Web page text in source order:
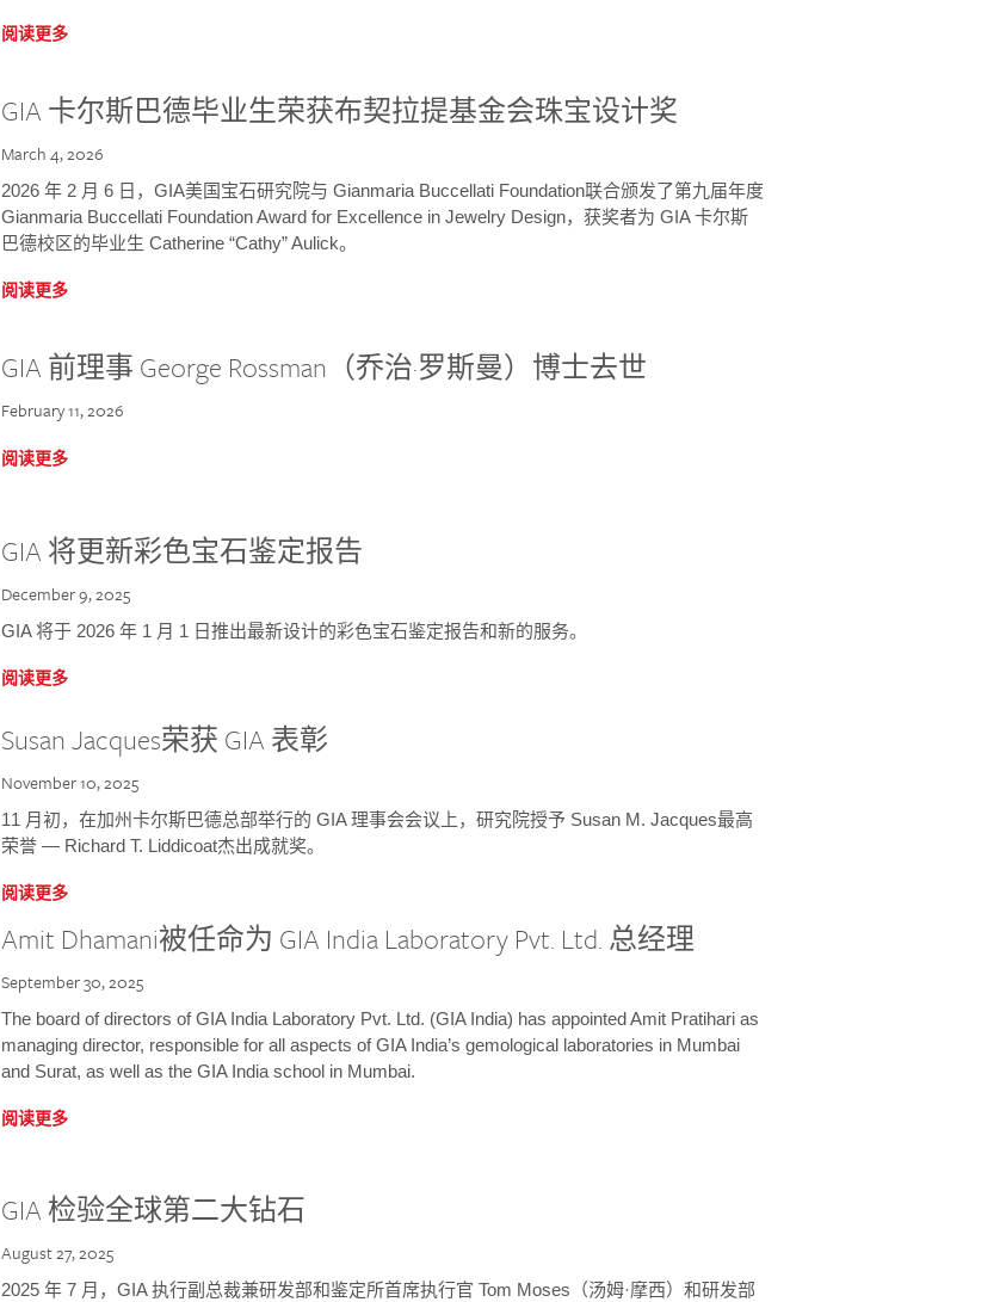
阅读更多
GIA 卡尔斯巴德毕业生荣获布契拉提基金会珠宝设计奖
March 4, 2026
2026 年 2 月 6 日，GIA美国宝石研究院与 Gianmaria Buccellati Foundation联合颁发了第九届年度
Gianmaria Buccellati Foundation Award for Excellence in Jewelry Design，获奖者为 GIA 卡尔斯
巴德校区的毕业生 Catherine “Cathy” Aulick。
阅读更多
GIA 前理事 George Rossman（乔治·罗斯曼）博士去世
February 11, 2026
阅读更多
GIA 将更新彩色宝石鉴定报告
December 9, 2025
GIA 将于 2026 年 1 月 1 日推出最新设计的彩色宝石鉴定报告和新的服务。
阅读更多
Susan Jacques荣获 GIA 表彰
November 10, 2025
11 月初，在加州卡尔斯巴德总部举行的 GIA 理事会会议上，研究院授予 Susan M. Jacques最高
荣誉 — Richard T. Liddicoat杰出成就奖。
阅读更多
Amit Dhamani被任命为 GIA India Laboratory Pvt. Ltd. 总经理
September 30, 2025
The board of directors of GIA India Laboratory Pvt. Ltd. (GIA India) has appointed Amit Pratihari as
managing director, responsible for all aspects of GIA India’s gemological laboratories in Mumbai
and Surat, as well as the GIA India school in Mumbai.
阅读更多
GIA 检验全球第二大钻石
August 27, 2025
2025 年 7 月，GIA 执行副总裁兼研发部和鉴定所首席执行官 Tom Moses（汤姆·摩西）和研发部